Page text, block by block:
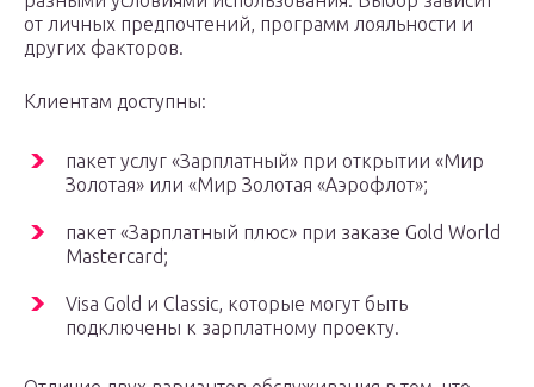
от личных предпочтений, программ лояльности и
других факторов.
Клиентам доступны:
пакет услуг «Зарплатный» при открытии «Мир
Золотая» или «Мир Золотая «Аэрофлот»;
пакет «Зарплатный плюс» при заказе Gold World
Mastercard;
Visa Gold и Classic, которые могут быть
подключены к зарплатному проекту.